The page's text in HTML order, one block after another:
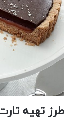
طرز تهیه